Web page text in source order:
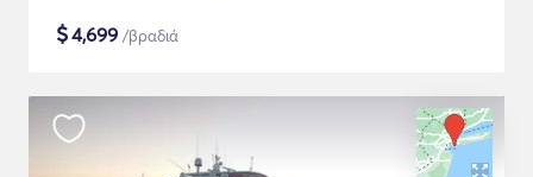
$4,699 /βραδιά